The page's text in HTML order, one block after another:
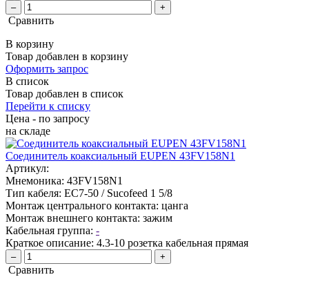
– +
Сравнить
В корзину
Товар добавлен в корзину
Оформить запрос
В список
Товар добавлен в список
Перейти к списку
Цена - по запросу
на складе
Соединитель коаксиальный EUPEN 43FV158N1
Артикул:
Мнемоника: 43FV158N1
Тип кабеля: EC7-50 / Sucofeed 1 5/8
Монтаж центрального контакта: цанга
Монтаж внешнего контакта: зажим
Кабельная группа: -
Краткое описание: 4.3-10 розетка кабельная прямая
– +
Сравнить